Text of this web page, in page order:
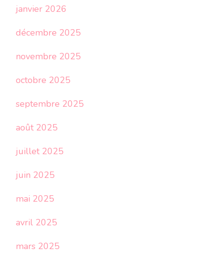
janvier 2026
décembre 2025
novembre 2025
octobre 2025
septembre 2025
août 2025
juillet 2025
juin 2025
mai 2025
avril 2025
mars 2025